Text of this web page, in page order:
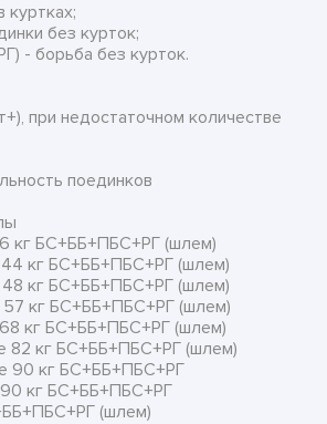
куртках;
без курток;
- борьба без курток.
при недостаточном количестве
поединков
кг БС+ББ+ПБС+РГ (шлем)
44 кг БС+ББ+ПБС+РГ (шлем)
48 кг БС+ББ+ПБС+РГ (шлем)
57 кг БС+ББ+ПБС+РГ (шлем)
кг БС+ББ+ПБС+РГ (шлем)
82 кг БС+ББ+ПБС+РГ (шлем)
90 кг БС+ББ+ПБС+РГ
кг БС+ББ+ПБС+РГ
(шлем)